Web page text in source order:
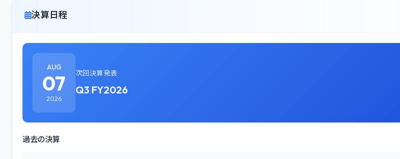
決算日程
AUG
07
2026
次回決算発表
Q3 FY2026
過去の決算